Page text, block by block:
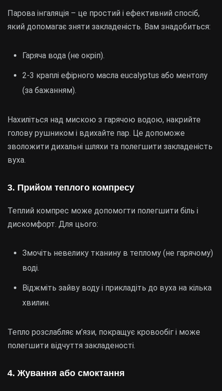
Парова інгаляція – це простий і ефективний спосіб,
який допомагає зняти закладеність. Вам знадобиться:
Гаряча вода (не окріп).
2-3 краплі ефірного масла eucalyptus або ментолу
(за бажанням).
Нахиліться над мискою з гарячою водою, накрийте
голову рушником і вдихайте пар. Це допоможе
зволожити дихальні шляхи та полегшити закладеність
вуха.
3. Прийом теплого компресу
Теплий компрес може допомогти полегшити біль і
дискомфорт. Для цього:
Змочіть невелику тканину в теплому (не гарячому)
воді.
Віджміть зайву воду і прикладіть до вуха на кілька
хвилин.
Тепло розслабляє м’язи, покращує кровообіг і може
полегшити відчуття закладеності.
4. Жування або смоктання